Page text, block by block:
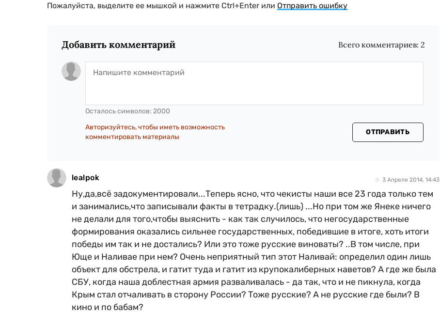
Пожалуйста, выделите ее мышкой и нажмите Ctrl+Enter или Отправить ошибку
Добавить комментарий Всего комментариев: 2
Осталось символов: 2000
Авторизуйтесь, чтобы иметь возможность
комментировать материалы
ОТПРАВИТЬ
lealpok 3 Апреля 2014, 14:43
Ну,да,всё задокументировали...Теперь ясно, что чекисты наши все 23 года только тем
и занимались,что записывали факты в тетрадку.(лишь) ...Но при том же Янеке ничего
не делали для того,чтобы выяснить - как так случилось, что негосударственные
формирования оказались сильнее государственных, победившие в итоге, хоть итоги
победы им так и не достались? Или это тоже русские виноваты? ..В том числе, при
Юще и Наливае при нем? Очень неприятный тип этот Наливай: определил один лишь
объект для обстрела, и гатит туда и гатит из крупокалиберных наветов? А где же была
СБУ, когда наша доблестная армия разваливалась - да так, что и не пикнула, когда
Крым стал отчаливать в сторону России? Тоже русские? А не русские где были? В
кино и по бабам?